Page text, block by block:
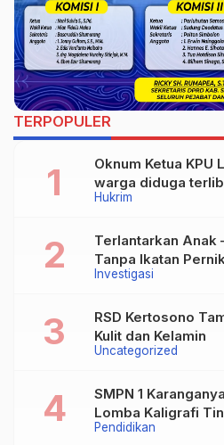
TERPOPULER
Hukrim
Oknum Ketua KPU
warga diduga
Investigasi
Terlantarkan Anak
Tanpa Ikatan
Kecamatan Geger
Uncategorized
RSD Kertosono
Kulit dan Kelamin
Pendidikan
SMPN 1
Lomba Kaligrafi